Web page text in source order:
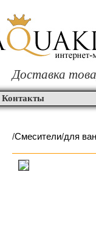
Доставка
Контакты
/Смесители/для